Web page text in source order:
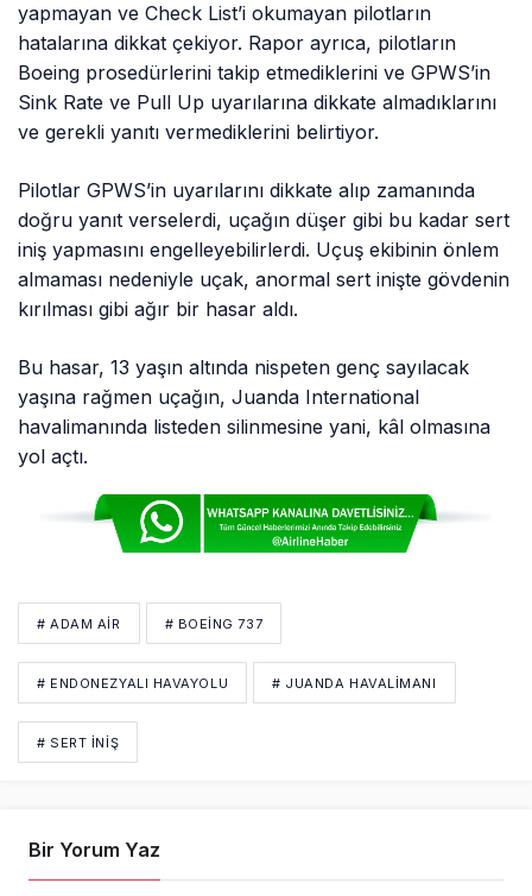
yapmayan ve Check List’i okumayan pilotların
hatalarına dikkat çekiyor. Rapor ayrıca, pilotların
Boeing prosedürlerini takip etmediklerini ve GPWS’in
Sink Rate ve Pull Up uyarılarına dikkate almadıklarını
ve gerekli yanıtı vermediklerini belirtiyor.
Pilotlar GPWS’in uyarılarını dikkate alıp zamanında
doğru yanıt verselerdi, uçağın düşer gibi bu kadar sert
iniş yapmasını engelleyebilirlerdi. Uçuş ekibinin önlem
almaması nedeniyle uçak, anormal sert inişte gövdenin
kırılması gibi ağır bir hasar aldı.
Bu hasar, 13 yaşın altında nispeten genç sayılacak
yaşına rağmen uçağın, Juanda International
havalimanında listeden silinmesine yani, kâl olmasına
yol açtı.
# ADAM AIR # BOEING 737
# ENDONEZYALI HAVAYOLU # JUANDA HAVALIMANI
# SERT INIŞ
Bir Yorum Yaz